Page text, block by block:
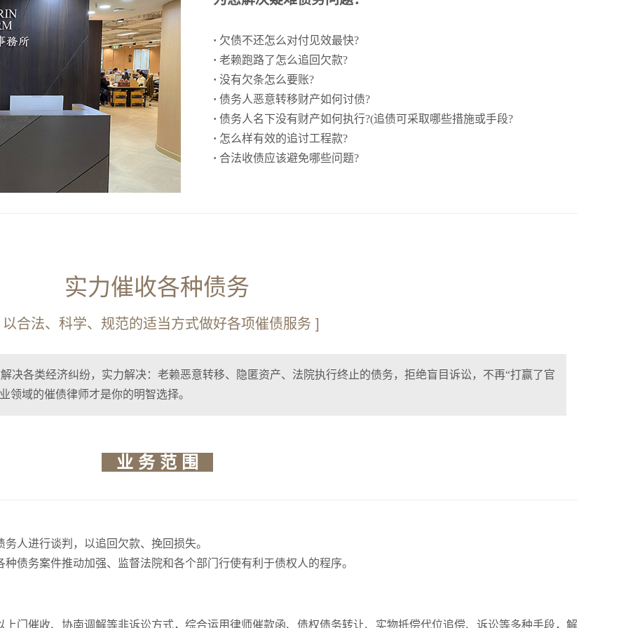
· 欠债不还怎么对付见效最快?
· 老赖跑路了怎么追回欠款?
· 没有欠条怎么要账?
· 债务人恶意转移财产如何讨债?
· 债务人名下没有财产如何执行?(追债可采取哪些措施或手段?
· 怎么样有效的追讨工程款?
· 合法收债应该避免哪些问题?
实力催收各种债务
合法、科学、规范的适当方式做好各项催债服务 ]
决各类经济纠纷，实力解决：老赖恶意转移、隐匿资产、法院执行终止的债务，拒绝盲目诉讼，不再“打赢了官
领域的催债律师才是你的明智选择。
业 务 范 围
人进行谈判，以追回欠款、挽回损失。
债务案件推动加强、监督法院和各个部门行使有利于债权人的程序。
门催收、协南调解等非诉讼方式，综合运用律师催款函、债权债务转让、实物抵偿代位追偿、诉讼等多种手段，解